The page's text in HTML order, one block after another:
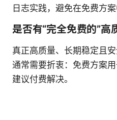
日志实践，避免在免费方案
是否有“完全免费的”高
真正高质量、长期稳定且
通常需要折衷：免费方案
建议付费解决。